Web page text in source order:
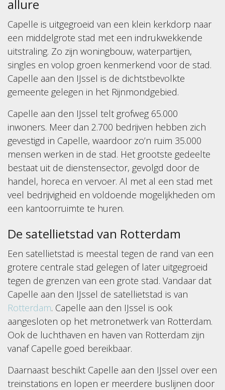
allure
Capelle is uitgegroeid van een klein kerkdorp naar
een middelgrote stad met een indrukwekkende
uitstraling. Zo zijn woningbouw, waterpartijen,
singles en volop groen kenmerkend voor de stad.
Capelle aan den IJssel is de dichtstbevolkte
gemeente gelegen in het Rijnmondgebied.
Capelle aan den IJssel telt grofweg 65.000
inwoners. Meer dan 2.700 bedrijven hebben zich
gevestigd in Capelle, waardoor zo’n ruim 35.000
mensen werken in de stad. Het grootste gedeelte
bestaat uit de dienstensector, gevolgd door de
handel, horeca en vervoer. Al met al een stad met
veel bedrijvigheid en voldoende mogelijkheden om
een kantoorruimte te huren.
De satellietstad van Rotterdam
Een satellietstad is meestal tegen de rand van een
grotere centrale stad gelegen of later uitgegroeid
tegen de grenzen van een grote stad. Vandaar dat
Capelle aan den IJssel de satellietstad is van
Rotterdam. Capelle aan den IJssel is ook
aangesloten op het metronetwerk van Rotterdam.
Ook de luchthaven en haven van Rotterdam zijn
vanaf Capelle goed bereikbaar.
Daarnaast beschikt Capelle aan den IJssel over een
treinstations en lopen er meerdere buslijnen door